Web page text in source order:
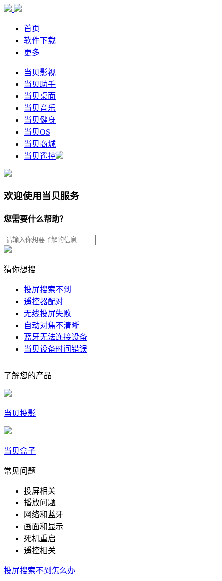
首页
软件下载
更多
当贝影视
当贝助手
当贝桌面
当贝音乐
当贝健身
当贝OS
当贝商城
当贝遥控
欢迎使用当贝服务
您需要什么帮助？
猜你想搜
投屏搜索不到
遥控器配对
无线投屏失败
自动对焦不清晰
蓝牙无法连接设备
当贝设备时间错误
了解您的产品
当贝投影
当贝盒子
常见问题
投屏相关
播放问题
网络和蓝牙
画面和显示
死机重启
遥控相关
投屏搜索不到怎么办